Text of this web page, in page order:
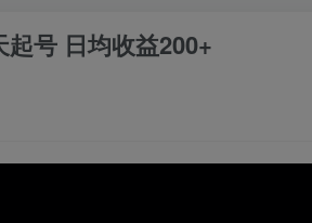
号 日均收益200+